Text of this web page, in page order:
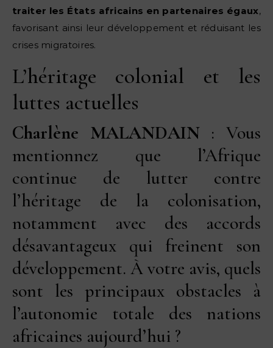
traiter les États africains en partenaires égaux,
favorisant ainsi leur développement et réduisant les
crises migratoires.
L’héritage colonial et les
luttes actuelles
Charlène MALANDAIN: Vous
mentionnez que l’Afrique
continue de lutter contre
l’héritage de la colonisation,
notamment avec des accords
désavantageux qui freinent son
développement. À votre avis, quels
sont les principaux obstacles à
l’autonomie totale des nations
africaines aujourd’hui ?